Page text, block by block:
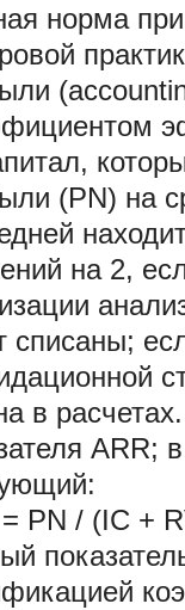
норма
(PN) на
на 2,
списаны;
в
ARR;
PN / (IC +